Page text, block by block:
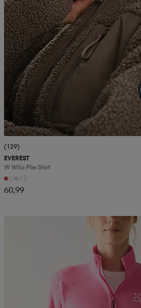
(129)
EVEREST
W Wila Pile Shirt
+2
60,99